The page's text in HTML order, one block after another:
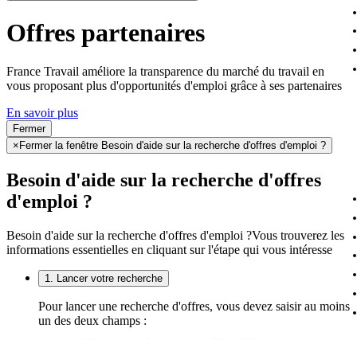
Offres partenaires
France Travail améliore la transparence du marché du travail en
vous proposant plus d'opportunités d'emploi grâce à ses partenaires
En savoir plus
Fermer
× Fermer la fenêtre Besoin d'aide sur la recherche d'offres d'emploi ?
Besoin d'aide sur la recherche d'offres
d'emploi ?
Besoin d'aide sur la recherche d'offres d'emploi ?Vous trouverez les
informations essentielles en cliquant sur l'étape qui vous intéresse
1. Lancer votre recherche
Pour lancer une recherche d'offres, vous devez saisir au moins
un des deux champs :